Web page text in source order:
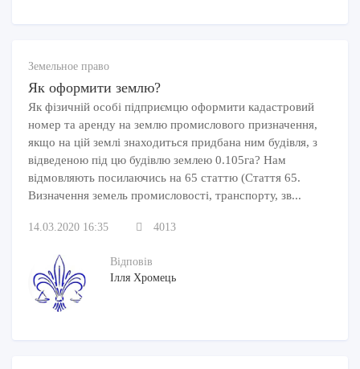
законодательством не предусмотрена.
Что касается амортизационных отчислений по тем
основным средствам (далее сокращенно — ОС),
изготовленным ОС и по нематериальным активам.
С 1 января 2017 года их можно включать в состав
расходов — с учетом стоимости по каждому
объекту налогообложения отдельно.
Расходы, не связанные с ведением
хозяйственной деятельности
К этой статье могут относиться следующие
Земельное право
Як оформити землю?
Як фізичній особі підприємцю оформити кадастровий
номер та аренду на землю промислового призначення,
якщо на цій землі знаходиться придбана ним будівля, з
відведеною під цю будівлю землею 0.105га? Нам
відмовляють посилаючись на 65 статтю (Стаття 65.
Визначення земель промисловості, транспорту, зв...
14.03.2020 16:35 4013
Відповів
Ілля Хромець